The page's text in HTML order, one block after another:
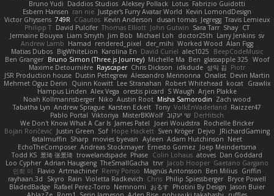
Bruno Yudi Daddios Studios Aleksey Pollack Lotus Fabrizio Guidotti
Esbern Hansen ran nie Justper's Furry Avatar World Kevin LomondDesign
Victor Ghyssens 749R CGautos Kevin Anderson dusan tomas Jegregg Travis Lemieux
Philipp T David Pulcifer Thomas Elliott John Gutwin Sara Tarr Shay CT
Jermaine Bouyea Liam Smyth Jim Bob Michael Loh doctor25th Larry Jenkins sv
Andrew Lamb Hamad rendered_pixel der_mihi Worked Wood Alan Figg
Matias Dubos BigWhiteLion Karolina En David Curiel alec1025
BeepCodeMusic
Ben Granger Bruno Simon (Three.js Journey) Michelle Ma Ben glassapple 325 Woof
Maxime Detournière Rayscaper Chris Dickson idkdude 성익 김 Piotr
JSR Production house Dustin Pettegrew Alessandro Mennonna Onalist Devin Martin
Mehmet Oguz Derin
Quinn Kowitt Lee Stranahan Robert Whitehead kocat Grawlix
Hampus Linden Alex Vega orestis picard S Waugh Arjen Plakke
Noah Kollmannsberger Niko Austin Root Misha Samorodin Zach wood
Tabatha Lyn Andrew Sprague Karsten Eckelt Tony VolkEnVaderland Raizzer47
Pablo Portal Viktoriya MisterBKWolf שי יעקוב DerHitsch
We Don't Know What A Car Is James Patel Joeri Woudstra Rochelle Bricker
Bojan Rončević Justin Green Sof Hope Hackett Sven Kröger Dejvo
JRichardGaming
fatalmuffin Sharp movies byevan Ayleen Adam Hutchinson Neet
EchoTheComposer Andreas Stockmayer Ernesto Gomez Joep Meindertsma
Todd KS 景琦 张景琦 trowelandspade Phase Colin Lohaus atoves Dan Goddard
Loo Cypher Adrian Haugseng TheSmallGacha trvr Jacob Hooper Gaetano Gargano
민희 이
Flavio Artmachiner Remy Ponso Magnús Antonsson Ben Milius Griffin
rayhaan.3d
Skyro Rain Violetta Radkevich Chris Philip Spiessberger Bryce Powell
BladedBadge Rafael Perez-Torro Nemnomi おるす Photini By Design Jason Buier